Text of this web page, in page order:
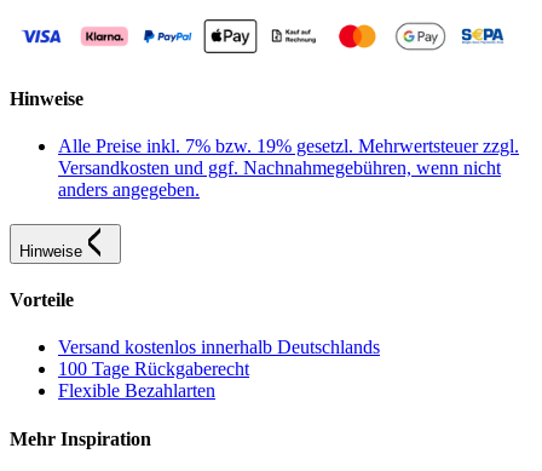
Hinweise
Alle Preise inkl. 7% bzw. 19% gesetzl. Mehrwertsteuer zzgl.
Versandkosten und ggf. Nachnahmegebühren, wenn nicht
anders angegeben.
Hinweise
Vorteile
Versand kostenlos innerhalb Deutschlands
100 Tage Rückgaberecht
Flexible Bezahlarten
Mehr Inspiration